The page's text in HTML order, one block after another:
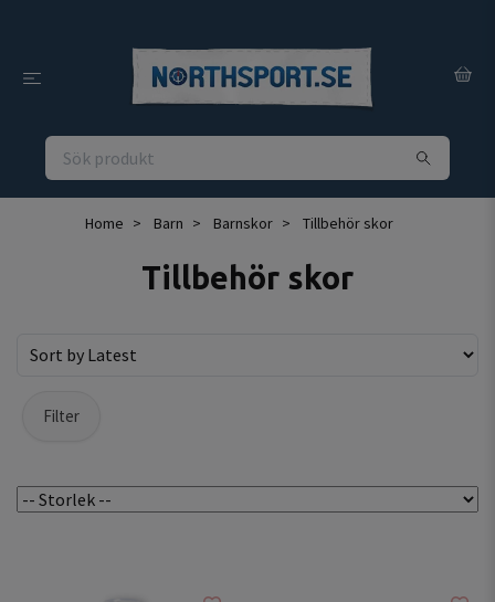
Home Barn Barnskor Tillbehör skor
Tillbehör skor
Filter